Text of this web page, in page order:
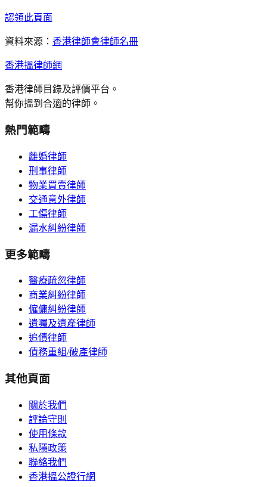
認領此頁面
資料來源： 香港律師會律師名冊
香港搵律師網
香港律師目錄及評價平台。
幫你搵到合適的律師。
熱門範疇
離婚律師
刑事律師
物業買賣律師
交通意外律師
工傷律師
漏水糾紛律師
更多範疇
醫療疏忽律師
商業糾紛律師
僱傭糾紛律師
遺囑及遺產律師
追債律師
債務重組/破產律師
其他頁面
關於我們
評論守則
使用條款
私隱政策
聯絡我們
香港搵公證行網